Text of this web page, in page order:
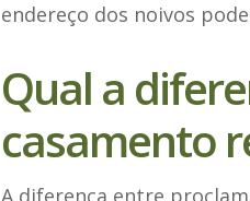
endereço dos noivos
Qual a
casamento
A diferença entre